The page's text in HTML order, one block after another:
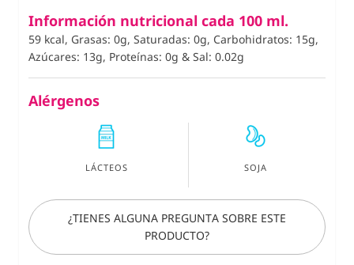
Información nutricional cada 100 ml.
59 kcal, Grasas: 0g, Saturadas: 0g, Carbohidratos: 15g,
Azúcares: 13g, Proteínas: 0g & Sal: 0.02g
Alérgenos
LÁCTEOS SOJA
¿TIENES ALGUNA PREGUNTA SOBRE ESTE
PRODUCTO?